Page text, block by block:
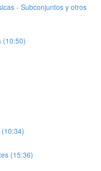
- Subconjuntos y otros
(10:50)
(15:36)